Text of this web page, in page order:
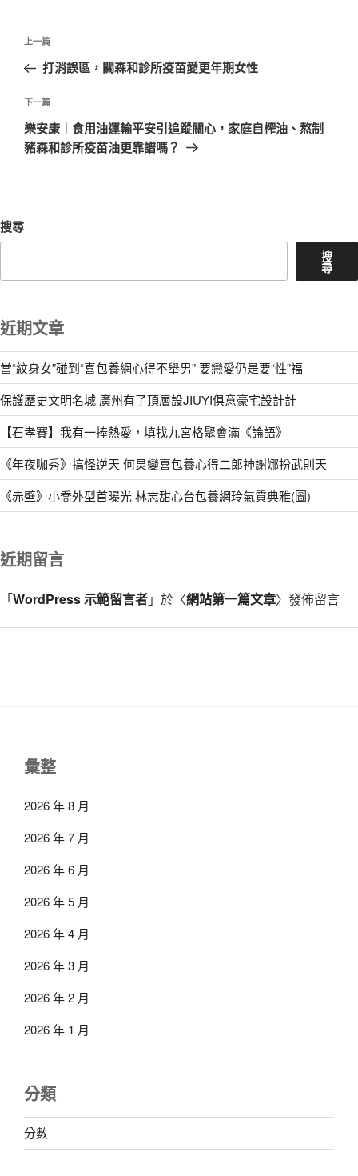
文
導
覽
上
一
文
章
上一篇
打消誤區，關森和診所疫苗愛更年期女性
下
一
篇
下一篇
樂安康｜食用油運輸平安引追蹤關心，家庭自榨油、熬制
豬森和診所疫苗油更靠譜嗎？
搜尋
搜
尋
近期文章
當“紋身女”碰到“喜包養網心得不舉男” 要戀愛仍是要“性”福
保護歷史文明名城 廣州有了頂層設JIUYI俱意豪宅設計計
【石孝賽】我有一捧熱愛，填找九宮格聚會滿《論語》
《年夜咖秀》搞怪逆天 何炅變喜包養心得二郎神謝娜扮武則天
《赤壁》小喬外型首曝光 林志甜心台包養網玲氣質典雅(圖)
近期留言
「WordPress 示範留言者」於〈網站第一篇文章〉發佈留言
彙整
2026 年 8 月
2026 年 7 月
2026 年 6 月
2026 年 5 月
2026 年 4 月
2026 年 3 月
2026 年 2 月
2026 年 1 月
分類
分數